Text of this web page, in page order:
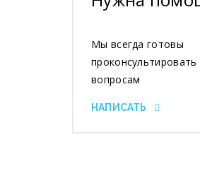
Мы всегда готовы
вопросам
НАПИСАТЬ